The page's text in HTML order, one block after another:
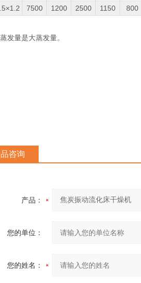
7500 1200 2500 1150 800
发量是大蒸发量。
咨询
产品：
您的单位：
您的姓名：